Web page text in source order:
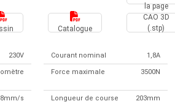
la page
Catalogue
CAO 3D
(.stp)
230V Courant nominal 1,8A
Force maximale 3500N
s Longueur de course 203mm